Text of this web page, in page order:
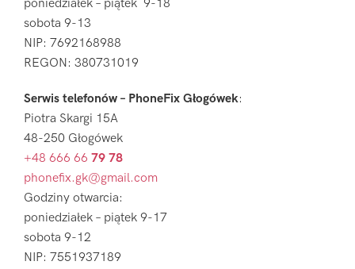
poniedziałek – piątek 9-18
sobota 9-13
NIP: 7692168988
REGON: 380731019
Serwis telefonów – PhoneFix Głogówek:
Piotra Skargi 15A
48-250 Głogówek
+48 666 66 79 78
phonefix.gk@gmail.com
Godziny otwarcia:
poniedziałek – piątek 9-17
sobota 9-12
NIP: 7551937189